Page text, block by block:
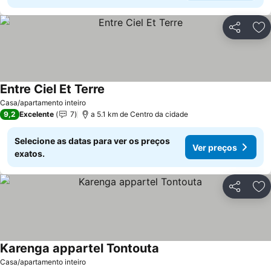
Partilhar
Casa/apartamento inteiro
Entre Ciel Et Terre
9,2 Excelente 7 a 5.1 km de Centro da cidade
Selecione as datas para ver os preços
exatos.
Ver preços
Partilhar
Casa/apartamento inteiro
Karenga appartel Tontouta